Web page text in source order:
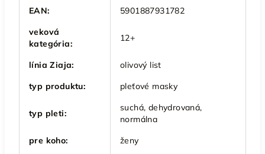
EAN:
5901887931782
veková
kategória:
12+
línia Ziaja:
olivový list
typ produktu: pleťové masky
typ pleti:
suchá, dehydrovaná,
normálna
pre koho:
ženy